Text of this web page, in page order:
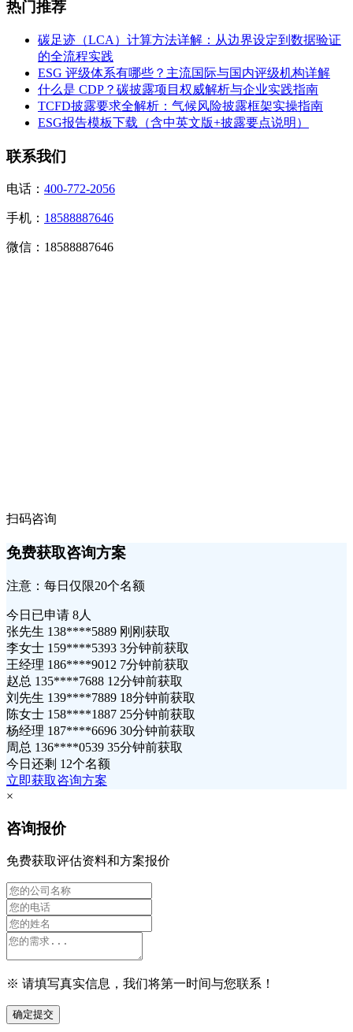
热门推荐
碳足迹（LCA）计算方法详解：从边界设定到数据验证
的全流程实践
ESG 评级体系有哪些？主流国际与国内评级机构详解
什么是 CDP？碳披露项目权威解析与企业实践指南
TCFD披露要求全解析：气候风险披露框架实操指南
ESG报告模板下载（含中英文版+披露要点说明）
联系我们
电话： 400-772-2056
手机： 18588887646
微信：18588887646
扫码咨询
免费获取咨询方案
注意：每日仅限20个名额
今日已申请 8人
张先生 138****5889 刚刚获取
李女士 159****5393 3分钟前获取
王经理 186****9012 7分钟前获取
赵总 135****7688 12分钟前获取
刘先生 139****7889 18分钟前获取
陈女士 158****1887 25分钟前获取
杨经理 187****6696 30分钟前获取
周总 136****0539 35分钟前获取
今日还剩 12个名额
立即获取咨询方案
×
咨询报价
免费获取评估资料和方案报价
※ 请填写真实信息，我们将第一时间与您联系！
确定提交